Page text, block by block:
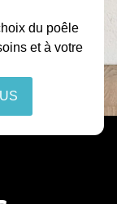
du poêle
et à votre